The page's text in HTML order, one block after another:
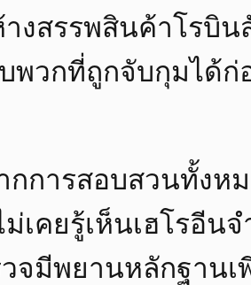
างสรรพสินค้าโรบิ
พวกที่ถูกจับกุมได้
สอบสวนทั้งหมดไ
ม่เคยรู้เห็นเฮโรอี
จมีพยานหลักฐาน